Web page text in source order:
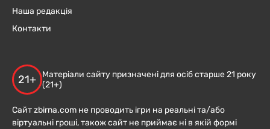
Наша редакція
Контакти
21+
Матеріали сайту призначені для осіб старше 21 року
(21+)
Сайт zbirna.com не проводить ігри на реальні та/або
віртуальні гроші, також сайт не приймає ні в якій формі